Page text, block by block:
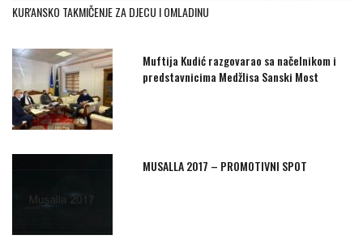
KUR'ANSKO TAKMIČENJE ZA DJECU I OMLADINU
Muftija Kudić razgovarao sa načelnikom i
predstavnicima Medžlisa Sanski Most
MUSALLA 2017 – PROMOTIVNI SPOT